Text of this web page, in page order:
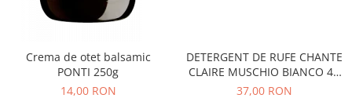
Crema de otet balsamic
PONTI 250g
14,00 RON
DETERGENT DE RUFE CHANTE
CLAIRE MUSCHIO BIANCO 46
SPALARI
37,00 RON